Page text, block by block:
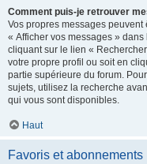
Comment puis-je retrouver
Vos propres messages
« Afficher vos messages »
cliquant sur le lien «
votre propre profil ou soit en
partie supérieure du forum.
sujets, utilisez la recherche
qui vous sont disponibles.
Haut
Favoris et abonnements